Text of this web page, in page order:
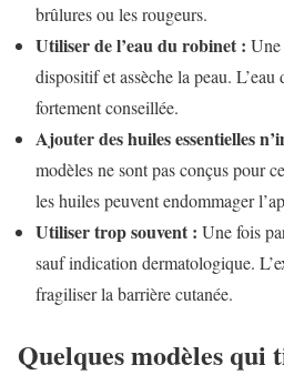
brûlures ou les rougeurs.
Utiliser de l’eau du robinet : Une
dispositif et assèche la peau.
fortement conseillée.
Ajouter des huiles essentielles
modèles ne sont pas conçus pour
les huiles peuvent endommager
Utiliser trop souvent : Une fois
sauf indication dermatologique.
fragiliser la barrière cutanée.
Quelques modèles qui